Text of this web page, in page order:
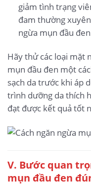
giảm tình trạng
đam thường
ngừa mụn đầu
Hãy thử các loại mặt
mụn đầu đen một
sạch da trước khi áp
trình dưỡng da thích
đạt được kết quả tốt
V. Bước quan
mụn đầu đen